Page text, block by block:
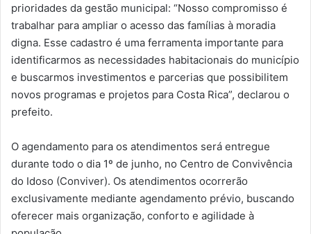
prioridades da gestão municipal: “Nosso compromisso é
trabalhar para ampliar o acesso das famílias à moradia
digna. Esse cadastro é uma ferramenta importante para
identificarmos as necessidades habitacionais do município
e buscarmos investimentos e parcerias que possibilitem
novos programas e projetos para Costa Rica”, declarou o
prefeito.
O agendamento para os atendimentos será entregue
durante todo o dia 1º de junho, no Centro de Convivência
do Idoso (Conviver). Os atendimentos ocorrerão
exclusivamente mediante agendamento prévio, buscando
oferecer mais organização, conforto e agilidade à